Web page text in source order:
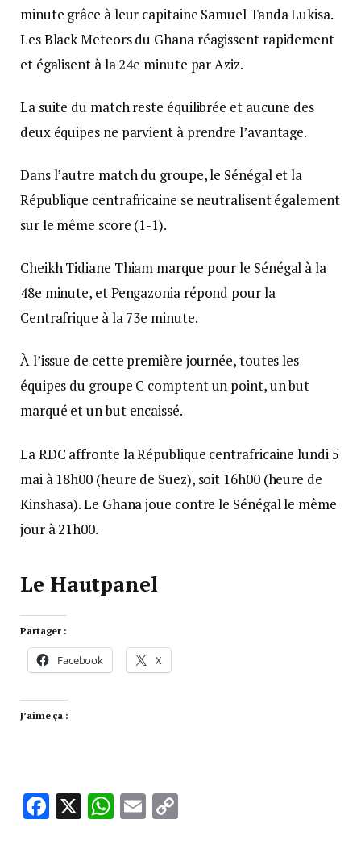
minute grâce à leur capitaine Samuel Tanda Lukisa.
Les Black Meteors du Ghana réagissent rapidement
et égalisent à la 24e minute par Aziz.
La suite du match reste équilibrée et aucune des
deux équipes ne parvient à prendre l’avantage.
Dans l’autre match du groupe, le Sénégal et la
République centrafricaine se neutralisent également
sur le même score (1-1).
Cheikh Tidiane Thiam marque pour le Sénégal à la
48e minute, et Pengazonia répond pour la
Centrafrique à la 73e minute.
À l’issue de cette première journée, toutes les
équipes du groupe C comptent un point, un but
marqué et un but encaissé.
La RDC affronte la République centrafricaine lundi 5
mai à 18h00 (heure de Suez), soit 16h00 (heure de
Kinshasa). Le Ghana joue contre le Sénégal le même
jour à 21h00.
Le Hautpanel
Partager :
Facebook X
J’aime ça :
Facebook
X WhatsApp
Email